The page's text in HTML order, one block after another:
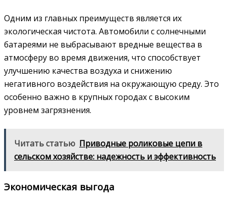
Одним из главных преимуществ является их
экологическая чистота. Автомобили с солнечными
батареями не выбрасывают вредные вещества в
атмосферу во время движения, что способствует
улучшению качества воздуха и снижению
негативного воздействия на окружающую среду. Это
особенно важно в крупных городах с высоким
уровнем загрязнения.
Читать статью Приводные роликовые цепи в
сельском хозяйстве: надежность и эффективность
Экономическая выгода